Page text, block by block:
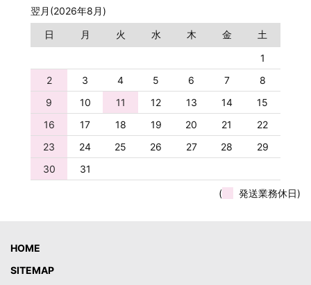
翌月(2026年8月)
日
月 火 水 木 金
土
1
2
3 4 5 6 7
8
9
10 11 12 13 14
15
16
17 18 19 20 21
22
23
24 25 26 27 28
29
30
31
( 発送業務休日)
HOME
SITEMAP